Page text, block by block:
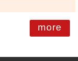
more